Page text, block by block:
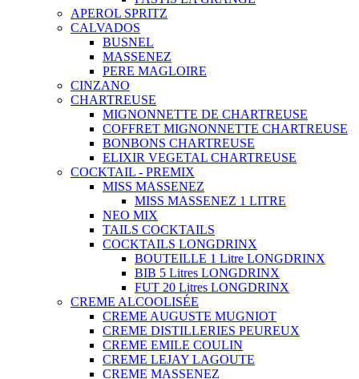
APEROL SPRITZ
CALVADOS
BUSNEL
MASSENEZ
PERE MAGLOIRE
CINZANO
CHARTREUSE
MIGNONNETTE DE CHARTREUSE
COFFRET MIGNONNETTE CHARTREUSE
BONBONS CHARTREUSE
ELIXIR VEGETAL CHARTREUSE
COCKTAIL - PREMIX
MISS MASSENEZ
MISS MASSENEZ 1 LITRE
NEO MIX
TAILS COCKTAILS
COCKTAILS LONGDRINX
BOUTEILLE 1 Litre LONGDRINX
BIB 5 Litres LONGDRINX
FUT 20 Litres LONGDRINX
CREME ALCOOLISÉE
CREME AUGUSTE MUGNIOT
CREME DISTILLERIES PEUREUX
CREME EMILE COULIN
CREME LEJAY LAGOUTE
CREME MASSENEZ